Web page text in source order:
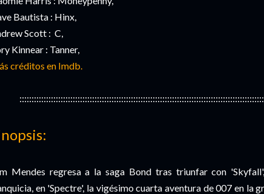
Bautista : Hinx,
Scott : C,
Kinnear : Tanner,
créditos en Imdb.
Mendes regresa a la saga Bond tras triunfar con
en 'Spectre', la vigésimo cuarta aventura de 007 en la